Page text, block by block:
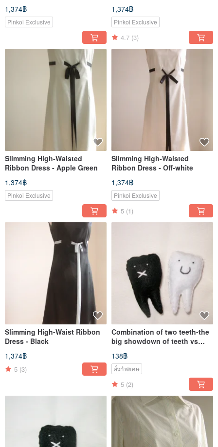
1,374฿
Pinkoi Exclusive
1,374฿
Pinkoi Exclusive
4.7 (3)
Slimming High-Waisted
Ribbon Dress - Apple Green
1,374฿
Pinkoi Exclusive
Slimming High-Waisted
Ribbon Dress - Off-white
1,374฿
Pinkoi Exclusive
5 (1)
Slimming High-Waist Ribbon
Dress - Black
1,374฿
5 (3)
Combination of two teeth-the
big showdown of teeth vs
cavities
138฿
สั่งทำพิเศษ
5 (2)